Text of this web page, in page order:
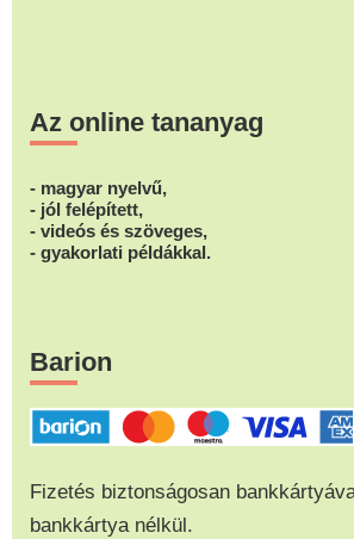
Az online tananyag
- magyar nyelvű,
- jól felépített,
- videós és szöveges,
- gyakorlati példákkal.
Barion
Fizetés biztonságosan
bankkártya nélkül.